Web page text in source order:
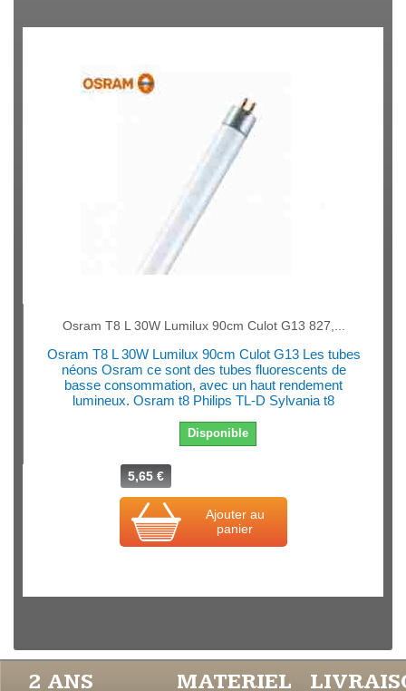
Osram T8 L 30W Lumilux 90cm Culot G13 827,...
Osram T8 L 30W Lumilux 90cm Culot G13 Les tubes
néons Osram ce sont des tubes fluorescents de
basse consommation, avec un haut rendement
lumineux. Osram t8 Philips TL-D Sylvania t8
Disponible
5,65 €
Ajouter au
panier
2 ANS MATERIEL